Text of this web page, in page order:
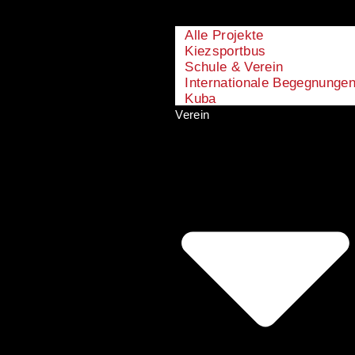
Alle Projekte
Kiezsportbus
Schule & Verein
Internationale
Kuba
Verein